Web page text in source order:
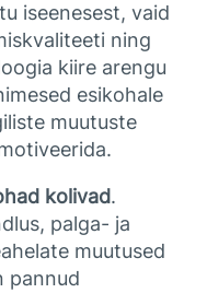
iseenesest, vaid
ning
kiire arengu
esikohale
muutuste
kolivad.
palga- ja
muutused
pannud